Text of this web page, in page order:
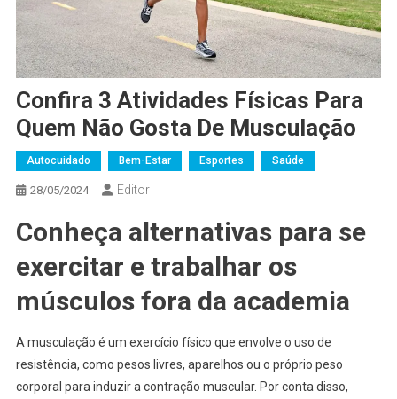
Confira 3 Atividades Físicas Para
Quem Não Gosta De Musculação
Autocuidado Bem-Estar Esportes Saúde
28/05/2024 Editor
Conheça alternativas para se
exercitar e trabalhar os
músculos fora da academia
A musculação é um exercício físico que envolve o uso de
resistência, como pesos livres, aparelhos ou o próprio peso
corporal para induzir a contração muscular. Por conta disso,